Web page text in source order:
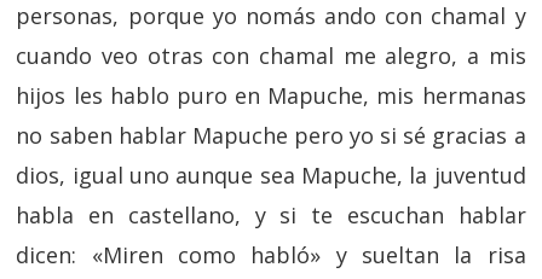
personas, porque yo nomás ando con chamal y
cuando veo otras con chamal me alegro, a mis
hijos les hablo puro en Mapuche, mis hermanas
no saben hablar Mapuche pero yo si sé gracias a
dios, igual uno aunque sea Mapuche, la juventud
habla en castellano, y si te escuchan hablar
dicen: «Miren como habló» y sueltan la risa